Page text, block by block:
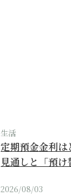
生活
定期預金金利は
見通しと「預
2026/08/03